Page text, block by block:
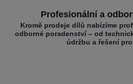
Profesionální a
Kromě prodeje dílů nabízíme
odborné poradenství – od
údržbu a řešení